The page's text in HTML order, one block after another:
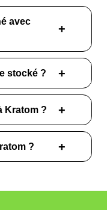
avec
stocké ?
Kratom ?
?